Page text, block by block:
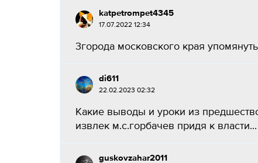
katpetrompet4345
17.07.2022 12:34
3города московского края
di611
22.02.2023 02:32
Какие выводы и уроки из
извлек м.с.горбачев придя к власти...
guskovzahar2011